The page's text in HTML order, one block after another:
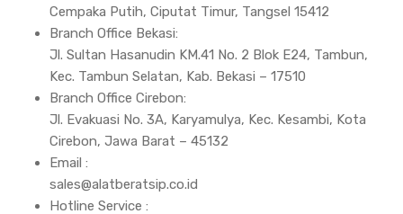
Cempaka Putih, Ciputat Timur, Tangsel 15412
Branch Office Bekasi:
Jl. Sultan Hasanudin KM.41 No. 2 Blok E24, Tambun,
Kec. Tambun Selatan, Kab. Bekasi – 17510
Branch Office Cirebon:
Jl. Evakuasi No. 3A, Karyamulya, Kec. Kesambi, Kota
Cirebon, Jawa Barat – 45132
Email :
sales@alatberatsip.co.id
Hotline Service :